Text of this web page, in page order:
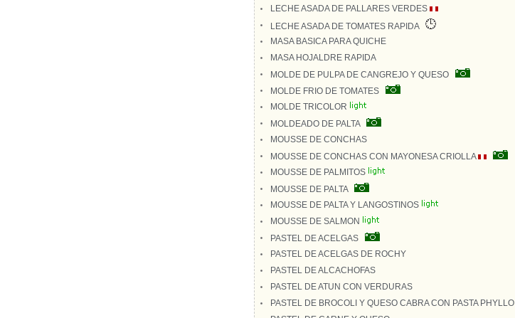
LECHE ASADA DE PALLARES VERDES
LECHE ASADA DE TOMATES RAPIDA
MASA BASICA PARA QUICHE
MASA HOJALDRE RAPIDA
MOLDE DE PULPA DE CANGREJO Y QUESO
MOLDE FRIO DE TOMATES
MOLDE TRICOLOR
MOLDEADO DE PALTA
MOUSSE DE CONCHAS
MOUSSE DE CONCHAS CON MAYONESA CRIOLLA
MOUSSE DE PALMITOS
MOUSSE DE PALTA
MOUSSE DE PALTA Y LANGOSTINOS
MOUSSE DE SALMON
PASTEL DE ACELGAS
PASTEL DE ACELGAS DE ROCHY
PASTEL DE ALCACHOFAS
PASTEL DE ATUN CON VERDURAS
PASTEL DE BROCOLI Y QUESO CABRA CON PASTA PHYLLO